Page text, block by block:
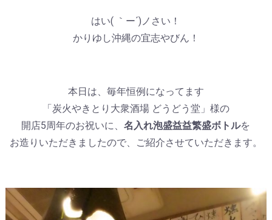
はい( ｀ー´)ノさい！
かりゆし沖縄の宜志やびん！
本日は、毎年恒例になってます
「炭火やきとり大衆酒場 どうどう堂」様の
開店5周年のお祝いに、名入れ泡盛益益繁盛ボトルを
お造りいただきましたので、ご紹介させていただきます。